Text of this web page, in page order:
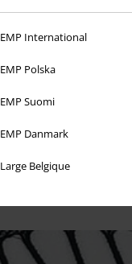
EMP International
EMP Polska
EMP Suomi
EMP Danmark
Large Belgique